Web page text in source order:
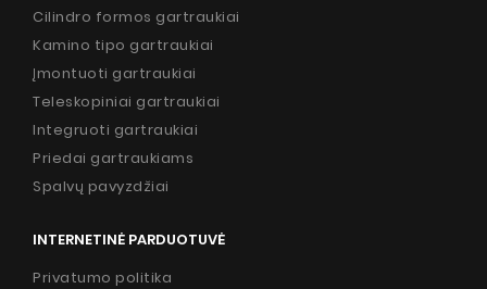
Cilindro formos gartraukiai
Kamino tipo gartraukiai
Įmontuoti gartraukiai
Teleskopiniai gartraukiai
Integruoti gartraukiai
Priedai gartraukiams
Spalvų pavyzdžiai
INTERNETINĖ PARDUOTUVĖ
Privatumo politika